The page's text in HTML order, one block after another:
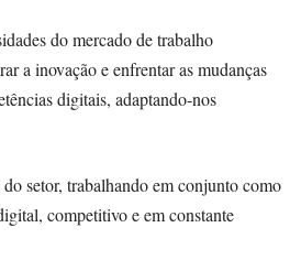
do mercado de trabalho
a inovação e enfrentar as mudanças
digitais, adaptando-nos
setor, trabalhando em conjunto como
competitivo e em constante